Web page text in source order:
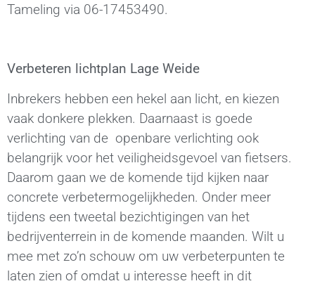
Tameling via 06-17453490.
Verbeteren lichtplan Lage Weide
Inbrekers hebben een hekel aan licht, en kiezen
vaak donkere plekken. Daarnaast is goede
verlichting van de openbare verlichting ook
belangrijk voor het veiligheidsgevoel van fietsers.
Daarom gaan we de komende tijd kijken naar
concrete verbetermogelijkheden. Onder meer
tijdens een tweetal bezichtigingen van het
bedrijventerrein in de komende maanden. Wilt u
mee met zo’n schouw om uw verbeterpunten te
laten zien of omdat u interesse heeft in dit